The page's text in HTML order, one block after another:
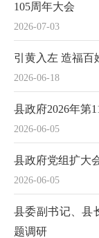
2026-07-03
105周年大会
2026-06-18
引黄入左 造福
2026-06-05
县政府2026年第
2026-06-05
县政府党组扩大
县委副书记、县
题调研